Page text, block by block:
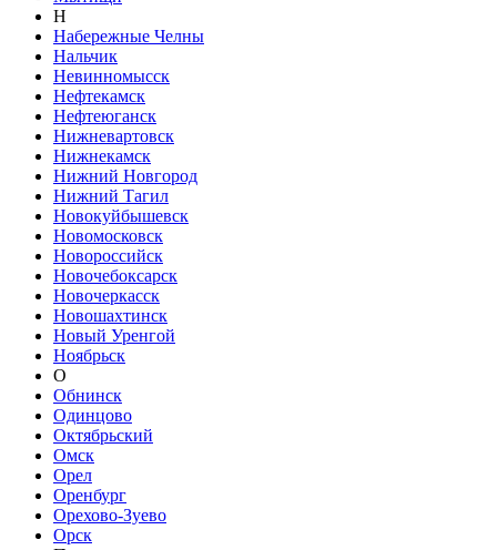
Н
Набережные Челны
Нальчик
Невинномысск
Нефтекамск
Нефтеюганск
Нижневартовск
Нижнекамск
Нижний Новгород
Нижний Тагил
Новокуйбышевск
Новомосковск
Новороссийск
Новочебоксарск
Новочеркасск
Новошахтинск
Новый Уренгой
Ноябрьск
О
Обнинск
Одинцово
Октябрьский
Омск
Орел
Оренбург
Орехово-Зуево
Орск